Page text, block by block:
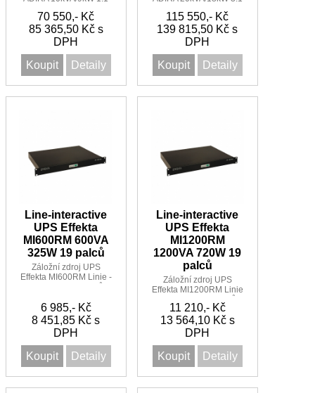
70 550,- Kč
85 365,50 Kč s
DPH
Koupit
Detaily
115 550,- Kč
139 815,50 Kč s
DPH
Koupit
Detaily
Line-interactive
UPS Effekta
MI600RM 600VA
325W 19 palců
Záložní zdroj UPS
Effekta MI600RM Linie -
Interactive 19 palců
minut
6 985,- Kč
8 451,85 Kč s
DPH
Koupit
Detaily
Line-interactive
UPS Effekta
MI1200RM
1200VA 720W 19
palců
Záložní zdroj UPS
Effekta MI1200RM Linie
-Interactive 19 palců
UPS 1200VA/720W 1:1
5 minut
11 210,- Kč
13 564,10 Kč s
DPH
Koupit
Detaily